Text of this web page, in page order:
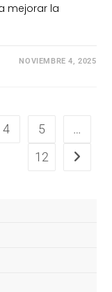
mejorar la
NOVIEMBRE 4, 2025
4 5
…
12